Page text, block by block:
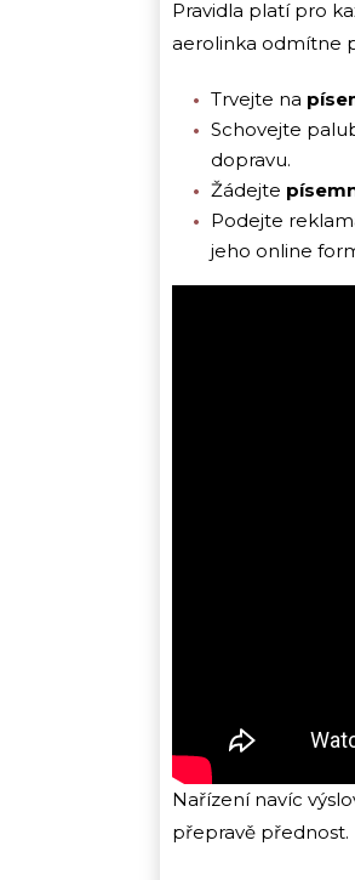
Pravidla platí pro
aerolinka odmítne
Trvejte na
Schovejte
dopravu.
Žádejte
Podejte
jeho online
Nařízení navíc
přepravě přednost.